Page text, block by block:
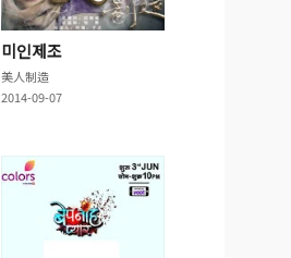
미인제조
美人制造
2014-09-07